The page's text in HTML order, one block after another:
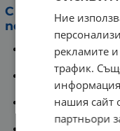
С нежна
подбрани
Янтарна
чист и свеж скалп.
Пироктон
баланса на скалпа.
Глицерин:
естествената
Ние
рекламите
трафик.
информация
нашия сайт
партньори